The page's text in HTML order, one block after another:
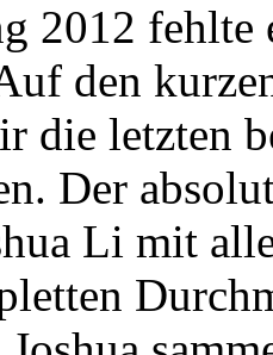
2012 fehlte
den
die letzten
Der
Li mit